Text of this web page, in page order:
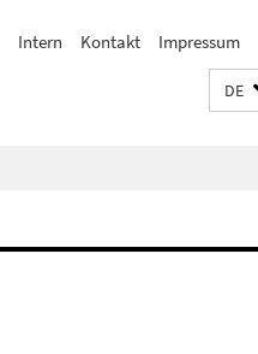
Intern Kontakt Impressum
DE